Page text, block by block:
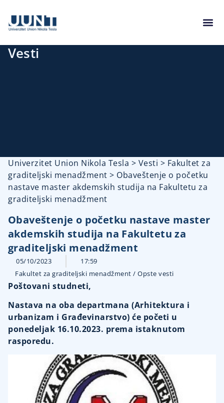
Vesti
Univerzitet Union Nikola Tesla > Vesti > Fakultet za
graditeljski menadžment > Obaveštenje o početku
nastave master akdemskih studija na Fakultetu za
graditeljski menadžment
Obaveštenje o početku nastave master
akdemskih studija na Fakultetu za
graditeljski menadžment
05/10/2023
17:59
Fakultet za graditeljski menadžment / Opste vesti
Poštovani studneti,
Nastava na oba departmana (Arhitektura i
urbanizam i Građevinarstvo) će početi u
ponedeljak 16.10.2023. prema istaknutom
rasporedu.